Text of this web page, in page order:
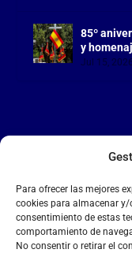
Para ofrecer las mejores
cookies para almacenar
consentimiento de estas
comportamiento de
No consentir o retirar el
85º
y
Jul 15, 2026
LA FALANGE
Reproductor
de
vídeo